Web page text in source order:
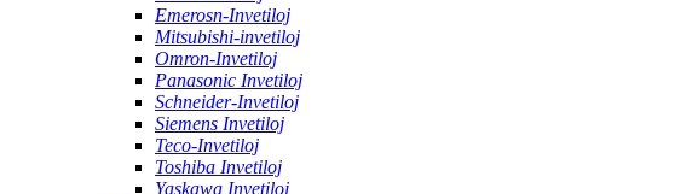
Emerosn-Invetiloj
Mitsubishi-invetiloj
Omron-Invetiloj
Panasonic Invetiloj
Schneider-Invetiloj
Siemens Invetiloj
Teco-Invetiloj
Toshiba Invetiloj
Yaskawa Invetiloj